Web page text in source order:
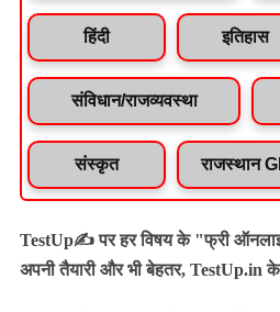
हिंदी इतिहास
संविधान/राजव्यवस्था
संस्कृत राजस्थान
TestUp✍️ पर हर विषय के "फ्री
अपनी तैयारी और भी बेहतर, TestUp.in